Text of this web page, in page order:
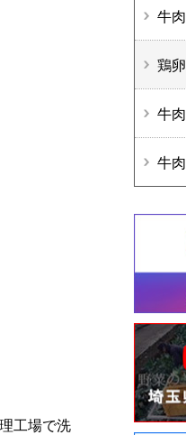
工場で洗
牛
鶏
牛
牛